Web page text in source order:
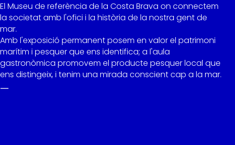
El Museu de referència de la Costa Brava on connectem
la societat amb l'ofici i la història de la nostra gent de
mar.
Amb l'exposició permanent posem en valor el patrimoni
marítim i pesquer que ens identifica; a l'aula
gastronòmica promovem el producte pesquer local que
ens distingeix, i tenim una mirada conscient cap a la mar.
—